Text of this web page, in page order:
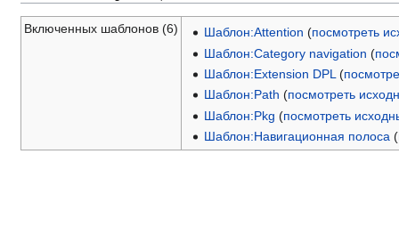
Включенных шаблонов (6) Шаблон:Attention (посмотреть
Шаблон:Category navigation (
Шаблон:Extension DPL (
Шаблон:Path (посмотреть
Шаблон:Pkg (посмотреть
Шаблон:Навигационная полоса (